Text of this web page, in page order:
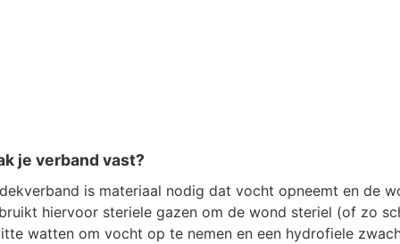
je verband vast?
is materiaal nodig dat vocht opneemt en de
hiervoor steriele gazen om de wond steriel (of zo
watten om vocht op te nemen en een hydrofiele